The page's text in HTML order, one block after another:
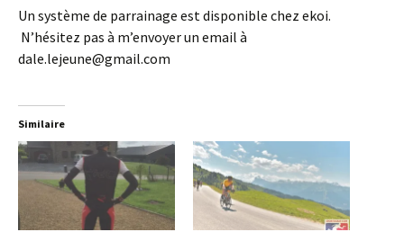
Un système de parrainage est disponible chez ekoi.
N’hésitez pas à m’envoyer un email à
dale.lejeune@gmail.com
Similaire